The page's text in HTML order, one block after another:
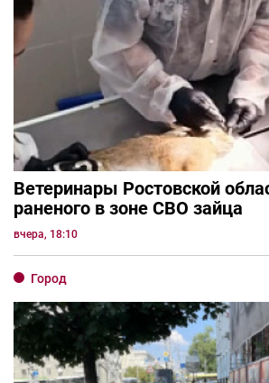
Ветеринары Ростовской
раненого в зоне СВО зайца
вчера, 18:10
Город